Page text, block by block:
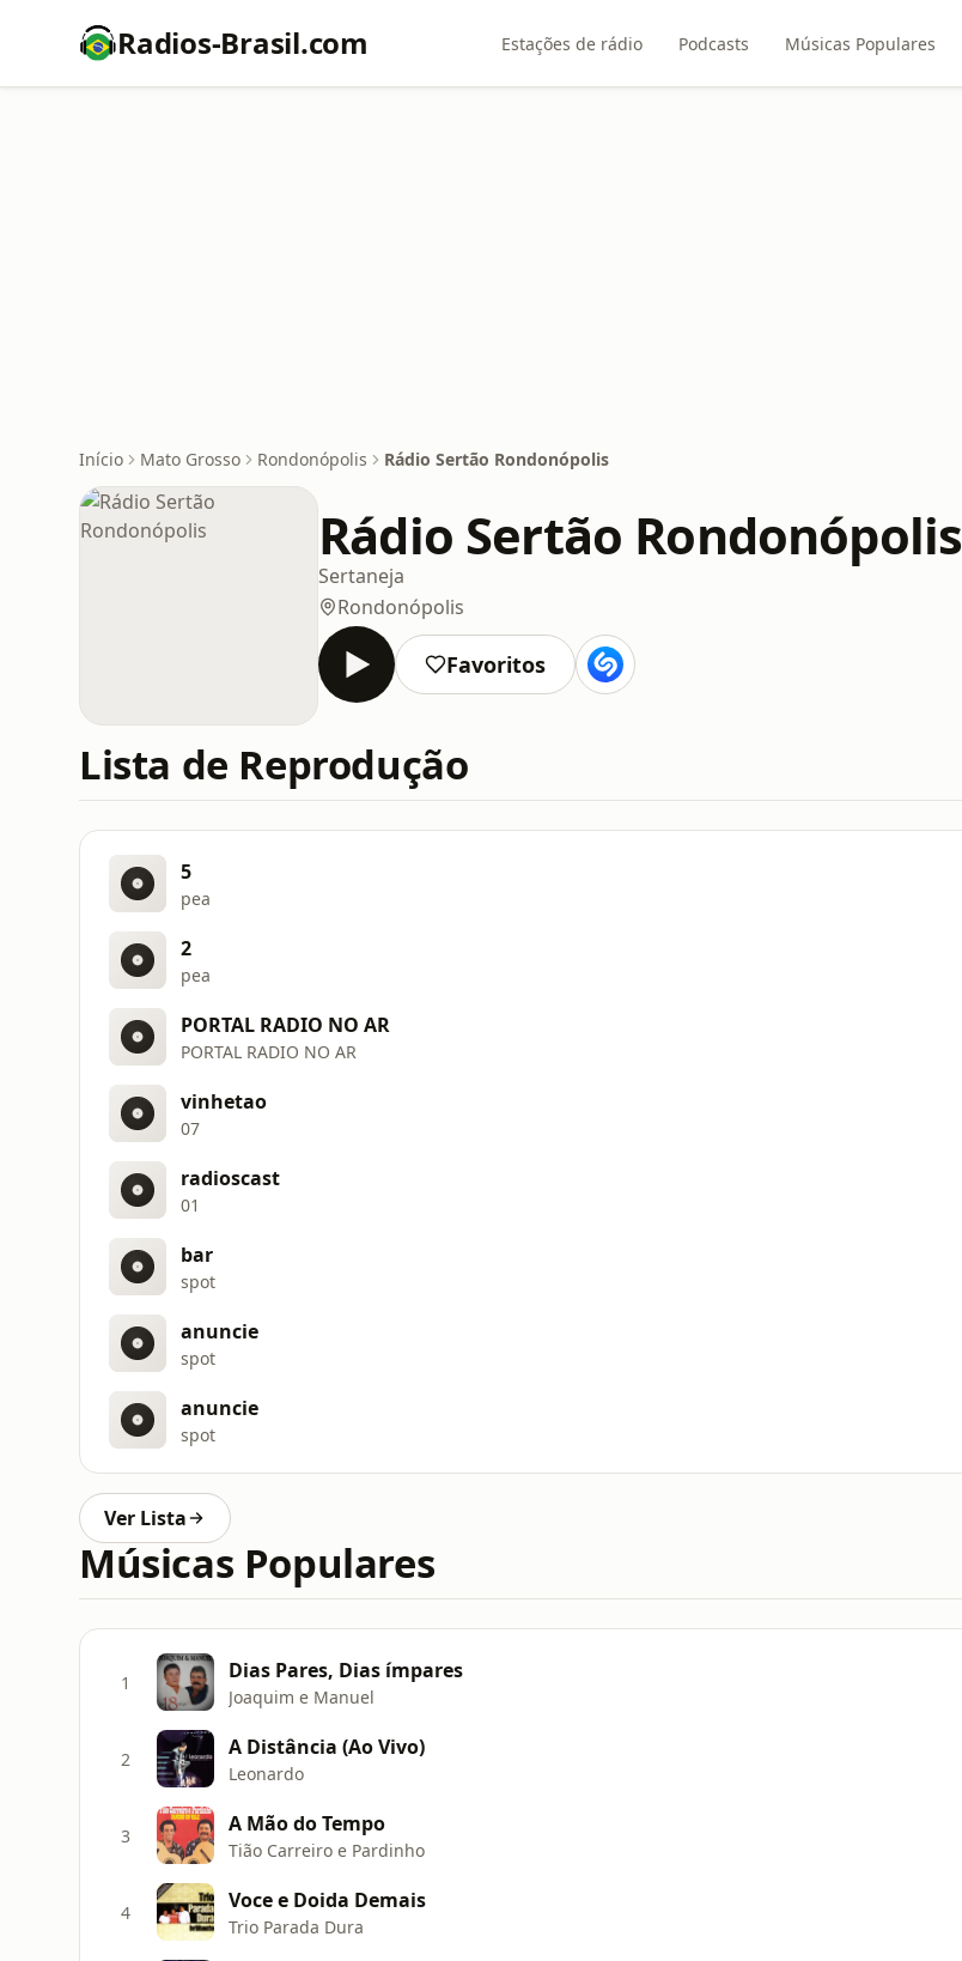
Radios-Brasil.com Estações de rádio Podcasts Músicas Populares
Início Mato Grosso Rondonópolis Rádio Sertão Rondonópolis
Rádio Sertão Rondonópolis
Sertaneja
Rondonópolis
Favoritos
Lista de Reprodução
5
pea
2
pea
PORTAL RADIO NO AR
PORTAL RADIO NO AR
vinhetao
07
radioscast
01
bar
spot
anuncie
spot
anuncie
spot
Ver Lista
Músicas Populares
1 Dias Pares, Dias ímpares
Joaquim e Manuel
2 A Distância (Ao Vivo)
Leonardo
3 A Mão do Tempo
Tião Carreiro e Pardinho
4 Voce e Doida Demais
Trio Parada Dura